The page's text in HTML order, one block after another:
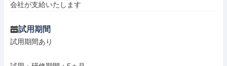
会社が支給いたします
試用期間
試用期間あり